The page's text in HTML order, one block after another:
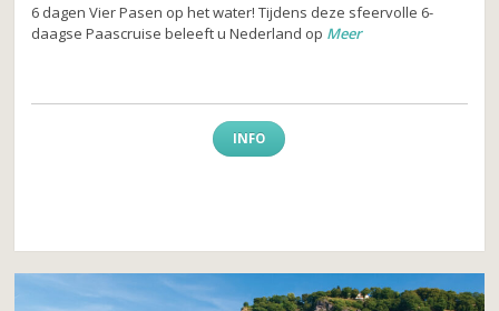
6 dagen Vier Pasen op het water! Tijdens deze sfeervolle 6-
daagse Paascruise beleeft u Nederland op Meer
INFO